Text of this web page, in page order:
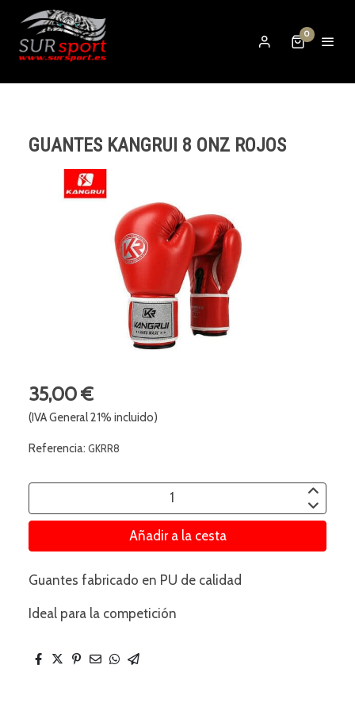
0
GUANTES KANGRUI 8 ONZ ROJOS
35,00 €
(IVA General 21% incluido)
Referencia: GKRR8
Añadir a la cesta
Guantes fabricado en PU de calidad
Ideal para la competición